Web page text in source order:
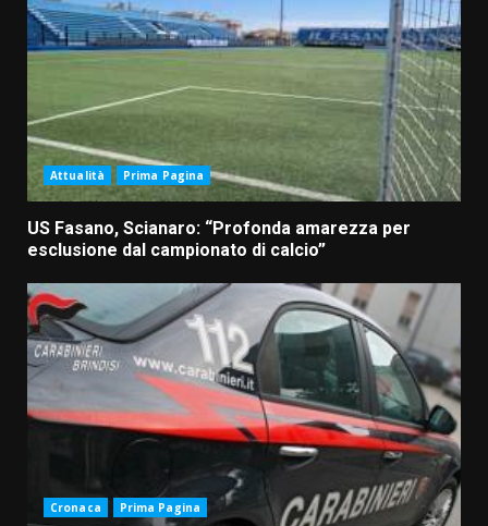
Attualità Prima Pagina
US Fasano, Scianaro: “Profonda amarezza per
esclusione dal campionato di calcio”
Cronaca Prima Pagina